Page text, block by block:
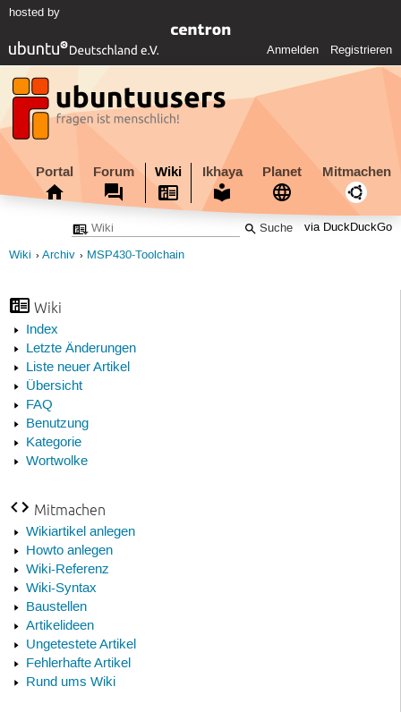
hosted by
Anmelden Registrieren
Portal Forum Wiki Ikhaya Planet Mitmachen
via DuckDuckGo
Wiki Archiv MSP430-Toolchain
Wiki
Index
Letzte Änderungen
Liste neuer Artikel
Übersicht
FAQ
Benutzung
Kategorie
Wortwolke
Mitmachen
Wikiartikel anlegen
Howto anlegen
Wiki-Referenz
Wiki-Syntax
Baustellen
Artikelideen
Ungetestete Artikel
Fehlerhafte Artikel
Rund ums Wiki